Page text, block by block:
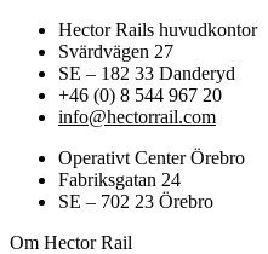
Hector Rails huvudkontor
Svärdvägen 27
SE – 182 33 Danderyd
+46 (0) 8 544 967 20
info@hectorrail.com
Operativt Center Örebro
Fabriksgatan 24
SE – 702 23 Örebro
Om Hector Rail